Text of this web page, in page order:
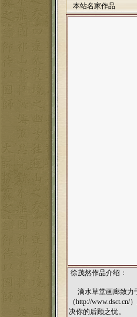
本站名家作品
徐茂然作品介绍：
滴水草堂画廊致力
（http://www.dsct.cn/
决你的后顾之忧。